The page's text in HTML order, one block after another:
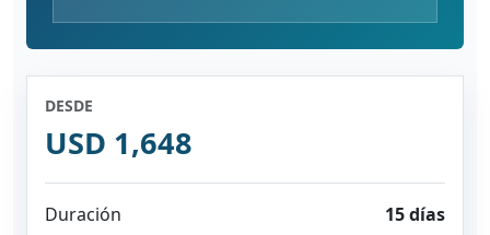
DESDE
USD 1,648
Duración
15 días